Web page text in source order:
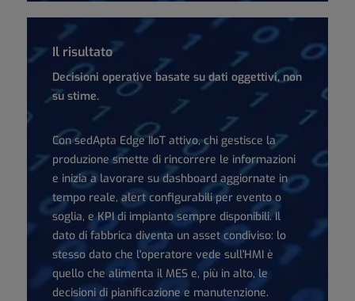
Il risultato
Decisioni operative basate su dati oggettivi, non
su stime.
Con sedApta Edge IIoT attivo, chi gestisce la
produzione smette di rincorrere le informazioni
e inizia a lavorare su dashboard aggiornate in
tempo reale, alert configurabili per evento o
soglia, e KPI di impianto sempre disponibili. Il
dato di fabbrica diventa un asset condiviso: lo
stesso dato che l'operatore vede sull'HMI è
quello che alimenta il MES e, più in alto, le
decisioni di pianificazione e manutenzione.